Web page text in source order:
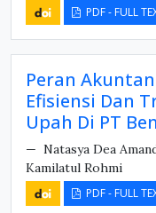
PDF - FULL
Peran
Efisiensi Dan
Upah Di PT
Natasya Dea
Kamilatul Rohmi
PDF - FULL